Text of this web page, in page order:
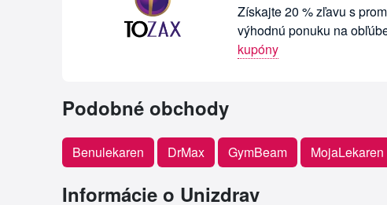
Získajte 20 % zľavu s
výhodnú ponuku na
kupóny
Podobné obchody
Benulekaren DrMax GymBeam MojaLekaren
Informácie o Unizdrav